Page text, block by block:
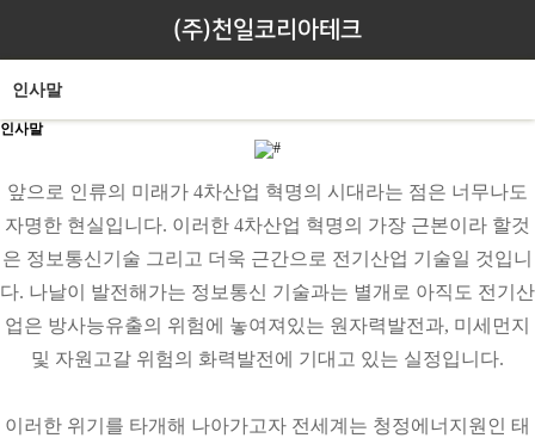
(주)천일코리아테크
인사말
인사말
앞으로 인류의 미래가 4차산업 혁명의 시대라는 점은 너무나도
자명한 현실입니다. 이러한 4차산업 혁명의 가장 근본이라 할것
은 정보통신기술 그리고 더욱 근간으로 전기산업 기술일 것입니
다. 나날이 발전해가는 정보통신 기술과는 별개로 아직도 전기산
업은 방사능유출의 위험에 놓여져있는 원자력발전과, 미세먼지
및 자원고갈 위험의 화력발전에 기대고 있는 실정입니다.
이러한 위기를 타개해 나아가고자 전세계는 청정에너지원인 태